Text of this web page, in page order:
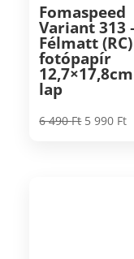
Fomaspeed
Variant 313
Félmatt (RC)
fotópapír
lap
6 490Ft Original
5 990 Ft